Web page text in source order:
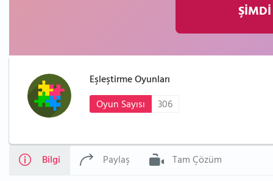
Eşleştirme Oyunları
Oyun Sayısı
306
Bilgi Paylaş Tam Çözüm